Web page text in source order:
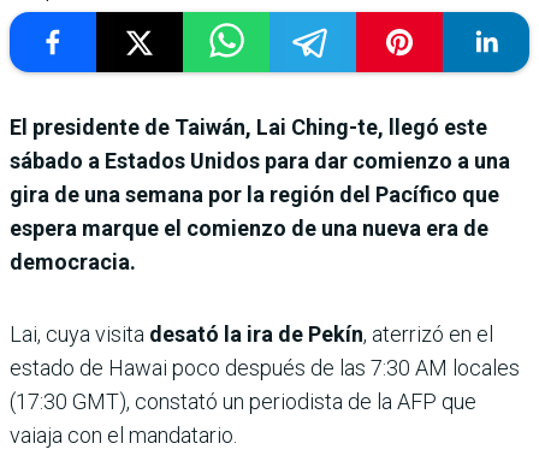
El presidente de Taiwán, Lai Ching-te, llegó este
sábado a Estados Unidos para dar comienzo a una
gira de una semana por la región del Pacífico que
espera marque el comienzo de una nueva era de
democracia.
Lai, cuya visita desató la ira de Pekín, aterrizó en el
estado de Hawai poco después de las 7:30 AM locales
(17:30 GMT), constató un periodista de la AFP que
vaiaja con el mandatario.